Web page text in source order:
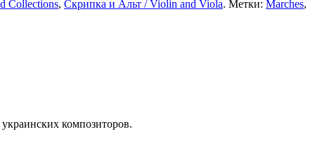
Collections, Скрипка и Альт / Violin and Viola. Метки: Marches,
композиторов.